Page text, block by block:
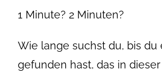
1 Minute? 2 Minuten?
Wie lange suchst du, bis du
gefunden hast, das in